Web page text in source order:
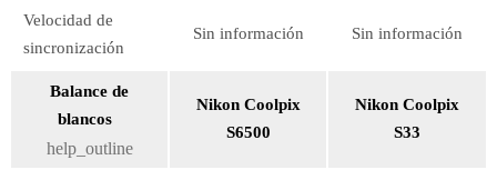
Velocidad de
sincronización
Sin información Sin información
Balance de
blancos
help_outline
Nikon Coolpix
S6500
Nikon Coolpix
S33